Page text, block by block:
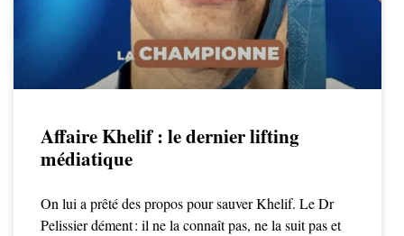
Affaire Khelif : le dernier lifting
médiatique
On lui a prêté des propos pour sauver Khelif. Le Dr
Pelissier dément : il ne la connaît pas, ne la suit pas et